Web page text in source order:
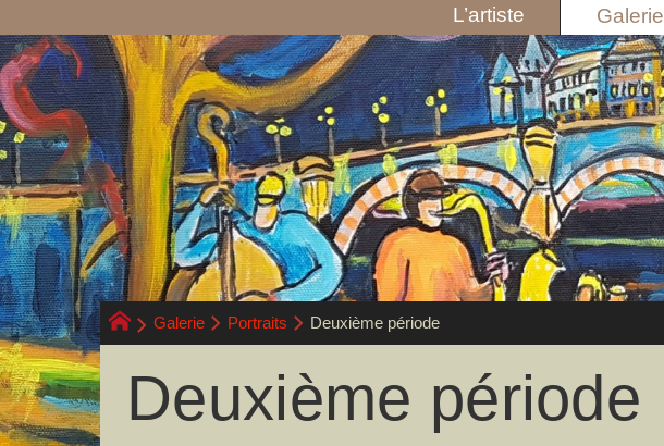
L’artiste Galerie
Galerie Portraits Deuxième période
Deuxième période